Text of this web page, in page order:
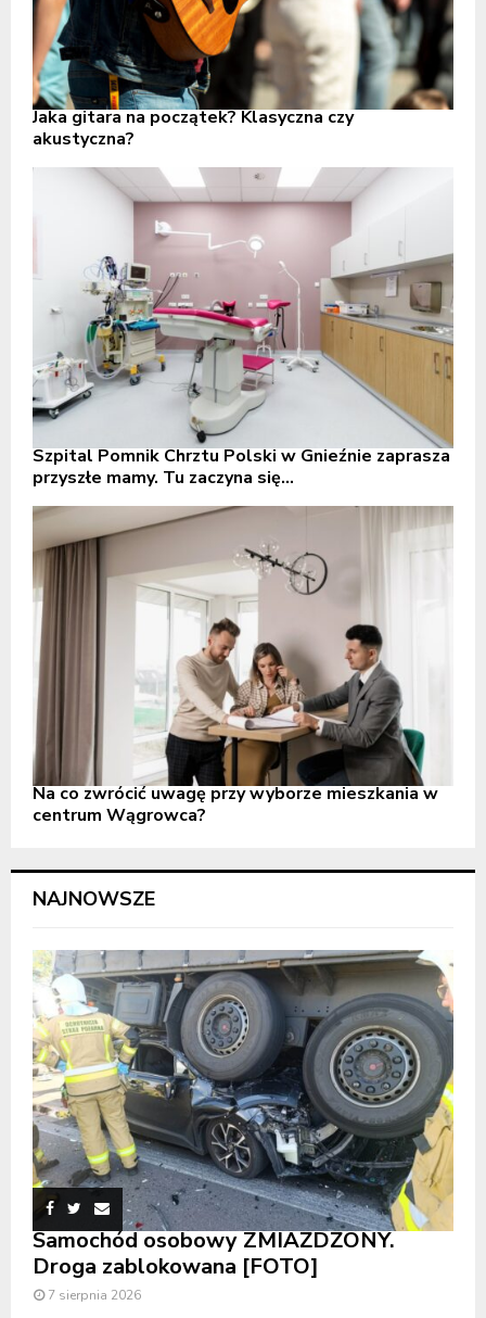
Jaka gitara na początek? Klasyczna czy
akustyczna?
Szpital Pomnik Chrztu Polski w Gnieźnie zaprasza
przyszłe mamy. Tu zaczyna się...
Na co zwrócić uwagę przy wyborze mieszkania w
centrum Wągrowca?
NAJNOWSZE
Samochód osobowy ZMIAŻDŻONY.
Droga zablokowana [FOTO]
7 sierpnia 2026